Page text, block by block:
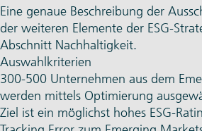
Eine genaue Beschreibung der
der weiteren Elemente der ESG-
Abschnitt Nachhaltigkeit.
Auswahlkriterien
300-500 Unternehmen aus dem
werden mittels Optimierung
Ziel ist ein möglichst hohes ESG-